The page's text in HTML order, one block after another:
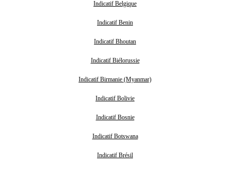
Indicatif Belgique
Indicatif Benin
Indicatif Bhoutan
Indicatif Biélorussie
Indicatif Birmanie (Myanmar)
Indicatif Bolivie
Indicatif Bosnie
Indicatif Botswana
Indicatif Brésil